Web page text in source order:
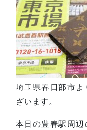
埼玉県春日部市
ざいます。
本日の豊春駅周